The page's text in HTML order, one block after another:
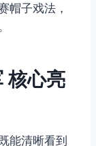
帽子戏法，
核心亮
能清晰看到